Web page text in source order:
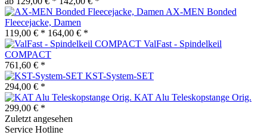
AX-MEN Bonded
Fleecejacke, Damen
119,00 € * 164,00 € *
ValFast - Spindelkeil
COMPACT
761,60 € *
KST-System-SET
294,00 € *
KAT Alu Teleskopstange Orig.
299,00 € *
Zuletzt angesehen
Service Hotline